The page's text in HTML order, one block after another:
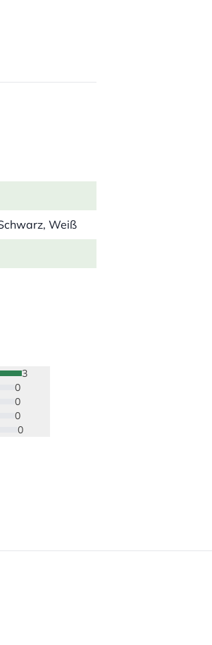
Weiß
3
0
0
0
0